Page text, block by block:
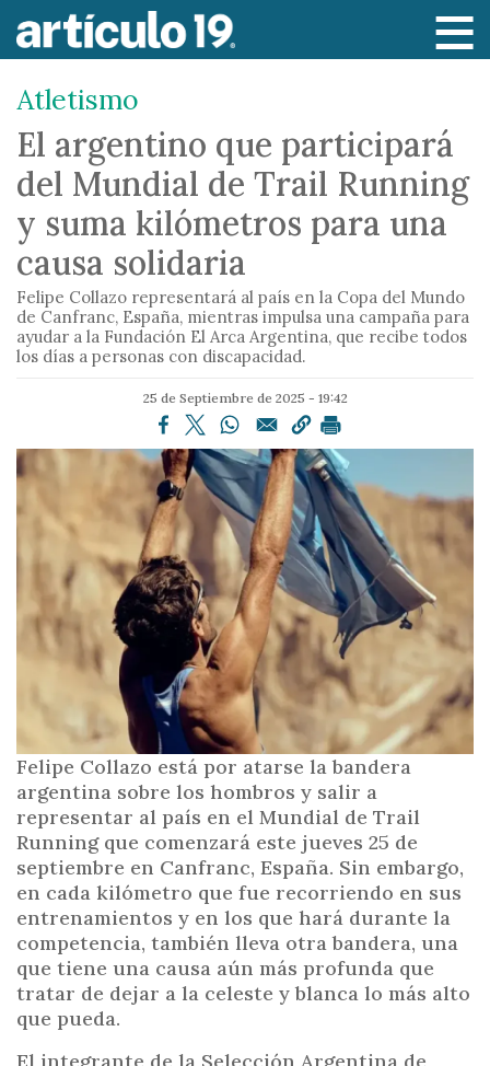
a
o
e
n
i
d
p
r
i
n
c
i
p
a
l
Atletismo
El argentino que participará
del Mundial de Trail Running
y suma kilómetros para una
causa solidaria
Felipe Collazo representará al país en la Copa del Mundo
de Canfranc, España, mientras impulsa una campaña para
ayudar a la Fundación El Arca Argentina, que recibe todos
los días a personas con discapacidad.
25 de Septiembre de 2025 - 19:42
Felipe Collazo está por atarse la bandera
argentina sobre los hombros y salir a
representar al país en el Mundial de Trail
Running que comenzará este jueves 25 de
septiembre en Canfranc, España. Sin embargo,
en cada kilómetro que fue recorriendo en sus
entrenamientos y en los que hará durante la
competencia, también lleva otra bandera, una
que tiene una causa aún más profunda que
tratar de dejar a la celeste y blanca lo más alto
que pueda.
El integrante de la Selección Argentina de